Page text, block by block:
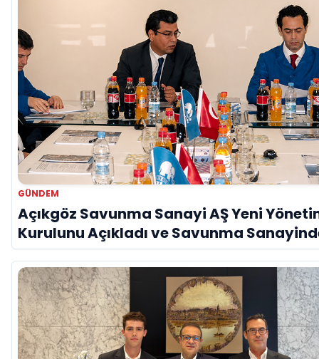
GÜNDEM
Açıkgöz Savunma Sanayi AŞ Yeni
Kurulunu Açıkladı ve Savunma
Küresel Vizyon Vurgusu